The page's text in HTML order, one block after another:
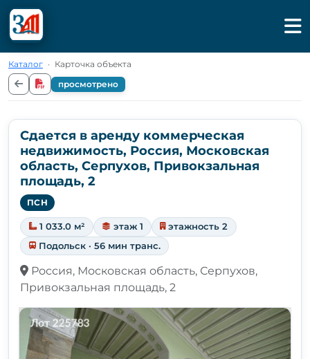
Каталог · Карточка объекта
просмотрено
Сдается в аренду коммерческая
недвижимость, Россия, Московская
область, Серпухов, Привокзальная
площадь, 2
ПСН
1 033.0 м² этаж 1
этажность 2
Подольск · 56 мин транс.
Россия, Московская область, Серпухов,
Привокзальная площадь, 2